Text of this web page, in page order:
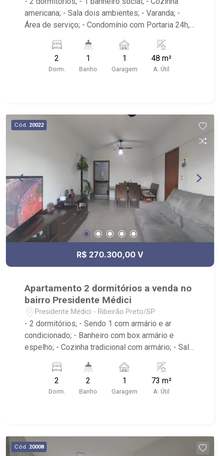
americana; - Sala dois ambientes; - Varanda; -
Área de serviço; - Condomínio com Portaria 24h,
Próximo à DaniBe FullStore, Bola na Grama
Bonfim, Baterias Batex, supermercado Gricki e
Centro de Bonfim;
2
Dorm.
1
Banho
1
Garagem
48 m²
A. Útil
Cód. 20022
R$ 270.300,00 V
Apartamento 2 dormitórios a venda no
bairro Presidente Médici
Presidente Médici - Ribeirão Preto/SP
- 2 dormitórios; - Sendo 1 com armário e ar
condicionado; - Banheiro com box armário e
espelho; - Cozinha tradicional com armário; - Sala
elevador; - Sacada; - Próximo ao jotta burguer,
Panificadora Vó Luzia, 3Fit Ribeirão Preto Luzia,
Telepizza mineiro;
2
Dorm.
2
Banho
1
Garagem
73 m²
A. Útil
Cód. 20008